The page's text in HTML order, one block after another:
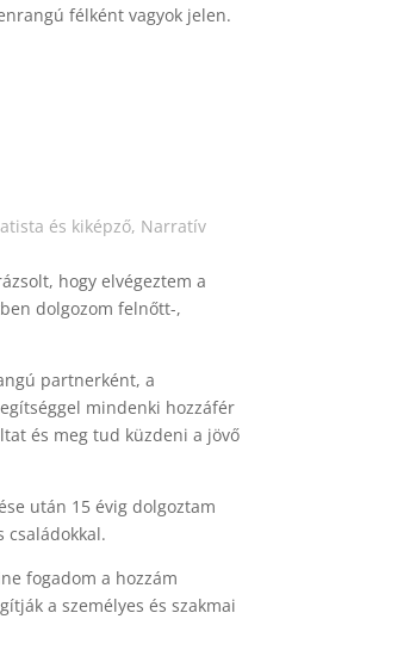
félként vagyok jelen.
és kiképző, Narratív
hogy elvégeztem a
dolgozom felnőtt-,
partnerként, a
mindenki hozzáfér
és meg tud küzdeni a jövő
után 15 évig dolgoztam
családokkal.
fogadom a hozzám
a személyes és szakmai